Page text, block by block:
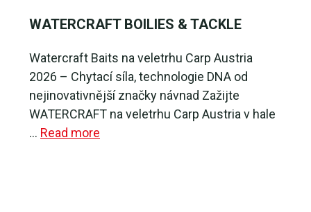
WATERCRAFT BOILIES & TACKLE
Watercraft Baits na veletrhu Carp Austria
2026 – Chytací síla, technologie DNA od
nejinovativnější značky návnad Zažijte
WATERCRAFT na veletrhu Carp Austria v hale
… Read more